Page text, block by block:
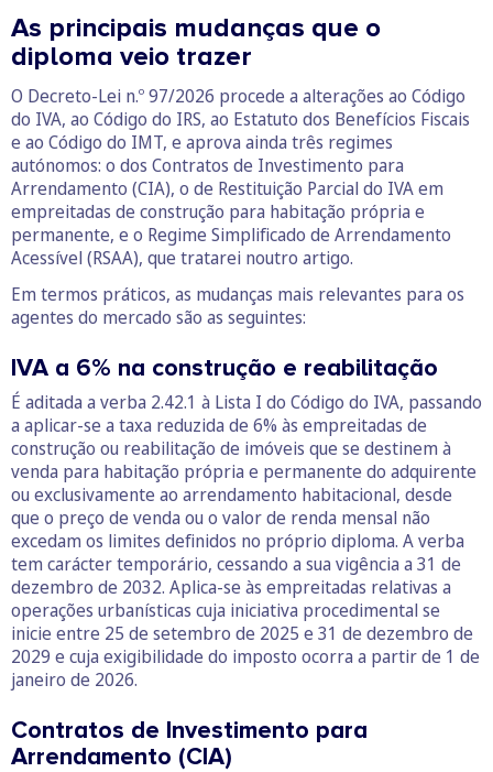
As principais mudanças que o
diploma veio trazer
O Decreto-Lei n.º 97/2026 procede a alterações ao Código
do IVA, ao Código do IRS, ao Estatuto dos Benefícios Fiscais
e ao Código do IMT, e aprova ainda três regimes
autónomos: o dos Contratos de Investimento para
Arrendamento (CIA), o de Restituição Parcial do IVA em
empreitadas de construção para habitação própria e
permanente, e o Regime Simplificado de Arrendamento
Acessível (RSAA), que tratarei noutro artigo.
Em termos práticos, as mudanças mais relevantes para os
agentes do mercado são as seguintes:
IVA a 6% na construção e reabilitação
É aditada a verba 2.42.1 à Lista I do Código do IVA, passando
a aplicar-se a taxa reduzida de 6% às empreitadas de
construção ou reabilitação de imóveis que se destinem à
venda para habitação própria e permanente do adquirente
ou exclusivamente ao arrendamento habitacional, desde
que o preço de venda ou o valor de renda mensal não
excedam os limites definidos no próprio diploma. A verba
tem carácter temporário, cessando a sua vigência a 31 de
dezembro de 2032. Aplica-se às empreitadas relativas a
operações urbanísticas cuja iniciativa procedimental se
inicie entre 25 de setembro de 2025 e 31 de dezembro de
2029 e cuja exigibilidade do imposto ocorra a partir de 1 de
janeiro de 2026.
Contratos de Investimento para
Arrendamento (CIA)